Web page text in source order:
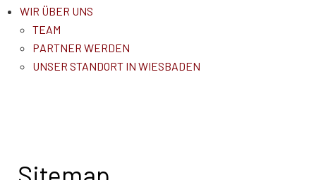
WIR ÜBER UNS
TEAM
PARTNER WERDEN
UNSER STANDORT IN WIESBADEN